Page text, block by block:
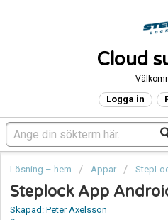
Cloud
Logga in
Lösning – hem Appar
Steplock App
Skapad: Peter Axelsson